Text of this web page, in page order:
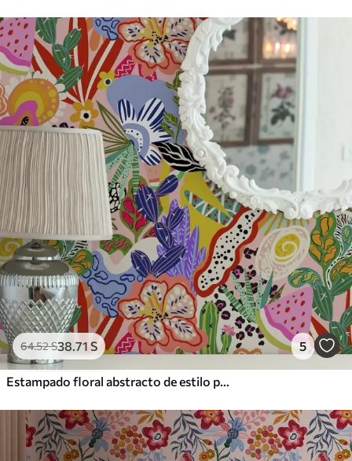
Premium
158.3395.00 S/m²
Vinilo Premium
175.00105.00S/m²
64.52S38.71 S 5
Estampado floral abstracto de estilo pop art